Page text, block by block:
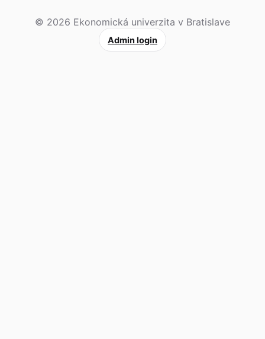
© 2026 Ekonomická univerzita v Bratislave
Admin login